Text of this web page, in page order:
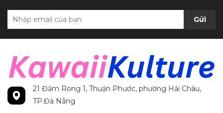
Gửi
21 Đầm Rong 1, Thuận Phước, phường Hải Châu,
TP.Đà Nẵng